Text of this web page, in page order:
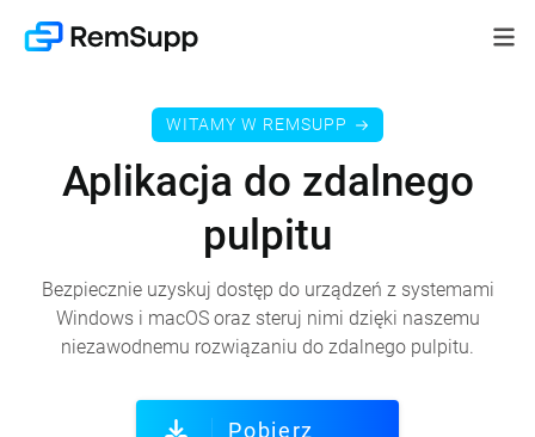
WITAMY W REMSUPP
Aplikacja do zdalnego
pulpitu
Bezpiecznie uzyskuj dostęp do urządzeń z systemami
Windows i macOS oraz steruj nimi dzięki naszemu
niezawodnemu rozwiązaniu do zdalnego pulpitu.
Pobierz